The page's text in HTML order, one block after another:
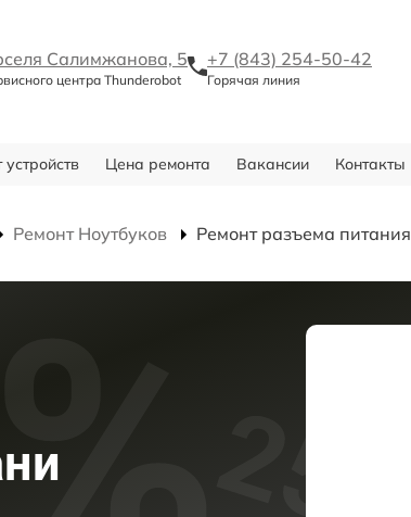
Салимжанова, 5
центра Thunderobot
+7 (843) 254-50-42
Горячая линия
Цена ремонта Вакансии Контакты
Ремонт Ноутбуков Ремонт разъема питания